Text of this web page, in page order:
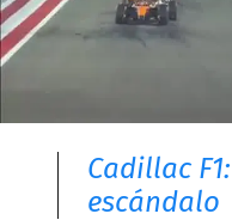
Cadillac
escándalo